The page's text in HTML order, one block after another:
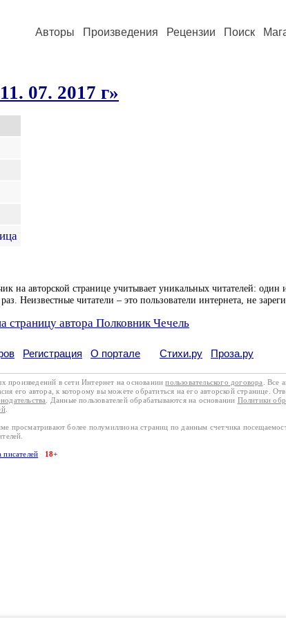
Авторы Произведения Рецензии Поиск
07. 2017 г»
на авторской странице учитывает уникальных читателей: один
Неизвестные читатели – это пользователи интернета, не
страницу автора Полковник Чечель
Регистрация О портале Стихи.ру Проза.ру
произведений в сети Интернет на основаниипользовательского договора
. Все
его автора, к которому вы можете обратиться на его авторской странице.
. Данные пользователей обрабатываются на основании Политики
.
просматривают более полумиллиона страниц по данным счетчика
писателей 18+